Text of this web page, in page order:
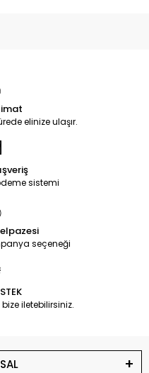
elinize ulaşır.
sistemi
seçeneği
iletebilirsiniz.